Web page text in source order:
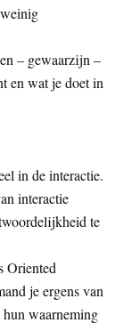
– gewaarzijn –
en wat je doet in
in de interactie.
interactie
te
Oriented
je ergens van
waarneming